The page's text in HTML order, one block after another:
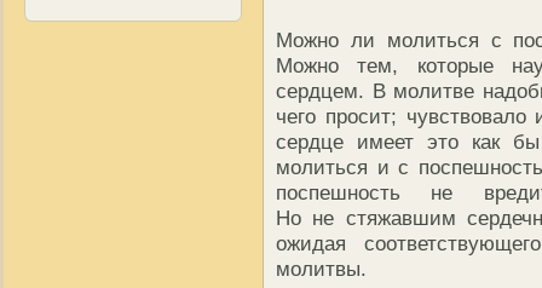
Можно ли молиться с
Можно тем, которые
сердцем. В молитве
чего просит;
сердце имеет это как
молиться и с
поспешность не
Но не стяжавшим
ожидая
молитвы.